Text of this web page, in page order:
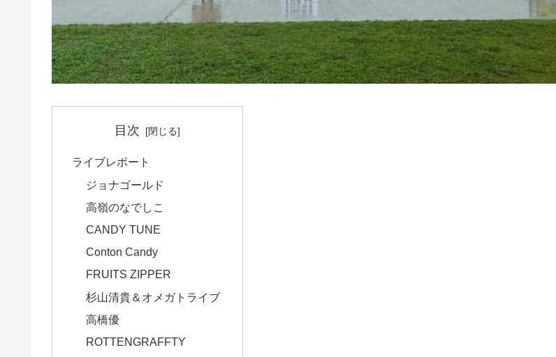
目次
ライブレポート
ジョナゴールド
高嶺のなでしこ
CANDY TUNE
Conton Candy
FRUITS ZIPPER
杉山清貴＆オメガトライブ
高橋優
ROTTENGRAFFTY